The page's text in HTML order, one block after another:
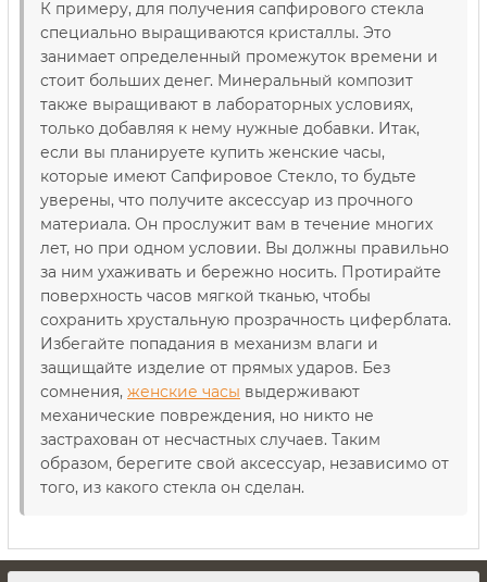
К примеру, для получения сапфирового стекла
специально выращиваются кристаллы. Это
занимает определенный промежуток времени и
стоит больших денег. Минеральный композит
также выращивают в лабораторных условиях,
только добавляя к нему нужные добавки. Итак,
если вы планируете купить женские часы,
которые имеют Сапфировое Стекло, то будьте
уверены, что получите аксессуар из прочного
материала. Он прослужит вам в течение многих
лет, но при одном условии. Вы должны правильно
за ним ухаживать и бережно носить. Протирайте
поверхность часов мягкой тканью, чтобы
сохранить хрустальную прозрачность циферблата.
Избегайте попадания в механизм влаги и
защищайте изделие от прямых ударов. Без
сомнения, женские часы выдерживают
механические повреждения, но никто не
застрахован от несчастных случаев. Таким
образом, берегите свой аксессуар, независимо от
того, из какого стекла он сделан.